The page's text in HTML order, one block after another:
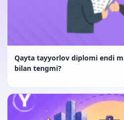
Qayta tayyorlov diplomi endi
bilan tengmi?